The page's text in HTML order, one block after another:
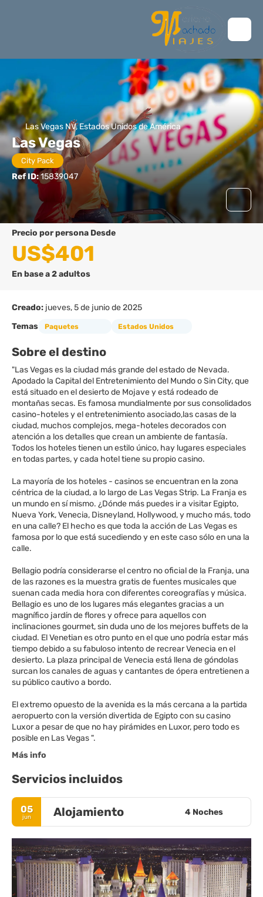
Las Vegas NV, Estados Unidos de América
Las Vegas
City Pack
Ref ID:15839047
precio por persona Desde
US$401
En base a 2 adultos
Creado: jueves, 5 de junio de 2025
Temas
Paquetes Estados Unidos
Sobre el destino
"Las Vegas es la ciudad más grande del estado de Nevada.
Apodado la Capital del Entretenimiento del Mundo o Sin City, que
está situado en el desierto de Mojave y está rodeado de
montañas secas. Es famosa mundialmente por sus consolidados
casino-hoteles y el entretenimiento asociado,las casas de la
ciudad, muchos complejos, mega-hoteles decorados con
atención a los detalles que crean un ambiente de fantasía.
Todos los hoteles tienen un estilo único, hay lugares especiales
en todas partes, y cada hotel tiene su propio casino.
La mayoría de los hoteles - casinos se encuentran en la zona
céntrica de la ciudad, a lo largo de Las Vegas Strip. La Franja es
un mundo en sí mismo. ¿Dónde más puedes ir a visitar Egipto,
Nueva York, Venecia, Disneyland, Hollywood, y mucho más, todo
en una calle? El hecho es que toda la acción de Las Vegas es
famosa por lo que está sucediendo y en este caso sólo en una la
calle.
Bellagio podría considerarse el centro no oficial de la Franja, una
de las razones es la muestra gratis de fuentes musicales que
suenan cada media hora con diferentes coreografías y música.
Bellagio es uno de los lugares más elegantes gracias a un
magnífico jardín de flores y ofrece para aquellos con
inclinaciones gourmet, sin duda uno de los mejores buffets de la
ciudad. El Venetian es otro punto en el que uno podría estar más
tiempo debido a su fabuloso intento de recrear Venecia en el
desierto. La plaza principal de Venecia está llena de góndolas
surcan los canales de aguas y cantantes de ópera entretienen a
su público cautivo a bordo.
El extremo opuesto de la avenida es la más cercana a la partida
aeropuerto con la versión divertida de Egipto con su casino
Luxor a pesar de que no hay pirámides en Luxor, pero todo es
Más info
Servicios incluidos
05
jun Alojamiento 4 Noches